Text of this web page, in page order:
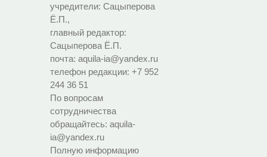
учредители: Сацыперова
Ё.П.,
главный редактор:
Сацыперова Ё.П.
почта: aquila-ia@yandex.ru
телефон редакции: +7 952
244 36 51
По вопросам
сотрудничества
обращайтесь: aquila-
ia@yandex.ru
Полную информацию